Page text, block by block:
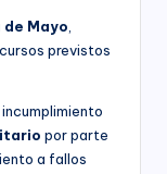
de Mayo
previstos
por parte
a fallos